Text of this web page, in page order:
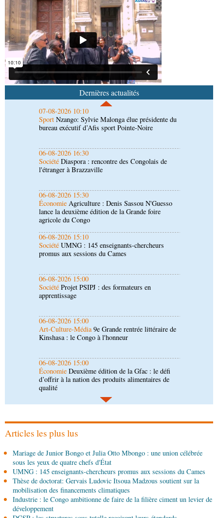
Dernières actualités
(matches aller du 3e tour)
07-08-2026 10:18
Afrique-MondeAfrique de l'Ouest : les mafias du
numérique inventent une nouvelle traite humaine
07-08-2026 10:10
Nzango: Sylvie Malonga élue présidente du
bureau exécutif d’Afis sport Pointe-Noire
06-08-2026 16:30
SociétéDiaspora : rencontre des Congolais de
l'étranger à Brazzaville
06-08-2026 15:30
ÉconomieAgriculture : Denis Sassou N'Guesso
lance la deuxième édition de la Grande foire
06-08-2026 15:10
SociétéUMNG : 145 enseignants-chercheurs
promus aux sessions du Cames
06-08-2026 15:00
Société Projet PSIPJ : des formateurs en
apprentissage
06-08-2026 15:00
Art-Culture-Média9e Grande rentrée littéraire de
Kinshasa : le Congo à l'honneur
06-08-2026 15:00
ÉconomieDeuxième édition de la Gfac : le défi
d’offrir à la nation des produits alimentaires de
06-08-2026 14:30
Économie Gfac 2026 : des produits locaux dans
les stands, des surgelés dans les assiettes
06-08-2026 14:15
renforce la riposte avec l'appui de l'OMS et
d'Africa CDC
SportCommuniqué : Samira Leonie, nouvelle
ambassadrice de la marque 1xBet Congo-
Brazzaville
06-08-2026 09:30
PolitiqueAssemblée nationale: la Commission
Ecofin s’imprègne des réalités du CHU-B
Articles les plus lus
Mariage de Junior Bongo et Julia Otto Mbongo : une union célébrée
sous les yeux de quatre chefs d'État
UMNG : 145 enseignants-chercheurs promus aux sessions du Cames
Thèse de doctorat: Gervais Ludovic Itsoua Madzous soutient sur la
mobilisation des financements climatiques
Industrie : le Congo ambitionne de faire de la filière ciment un levier de
développement